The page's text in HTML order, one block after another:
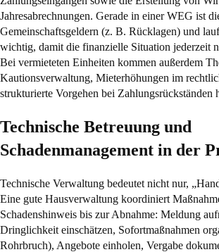
Jahresabrechnungen. Gerade in einer WEG ist
Gemeinschaftsgeldern (z. B. Rücklagen) und
wichtig, damit die finanzielle Situation jederzeit
Bei vermieteten Einheiten kommen außerdem
Kautionsverwaltung, Mieterhöhungen im
strukturierte Vorgehen bei Zahlungsrückständen
Technische Betreuung und
Schadenmanagement in der
Technische Verwaltung bedeutet nicht nur,
Eine gute Hausverwaltung koordiniert
Schadenshinweis bis zur Abnahme: Meldung
Dringlichkeit einschätzen, Sofortmaßnahmen
Rohrbruch), Angebote einholen, Vergabe